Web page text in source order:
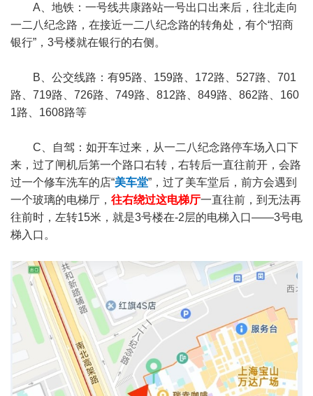
A、地铁：一号线共康路站一号出口出来后，往北走向
一二八纪念路，在接近一二八纪念路的转角处，有个“招商
银行”，3号楼就在银行的右侧。
B、公交线路：有95路、159路、172路、527路、701
路、719路、726路、749路、812路、849路、862路、160
1路、1608路等
C、自驾：如开车过来，从一二八纪念路停车场入口下
来，过了闸机后第一个路口右转，右转后一直往前开，会路
过一个修车洗车的店“美车堂”，过了美车堂后，前方会遇到
一个玻璃的电梯厅， 往右绕过这电梯厅一直往前，到无法再
往前时，左转15米，就是3号楼在-2层的电梯入口——3号电
梯入口。